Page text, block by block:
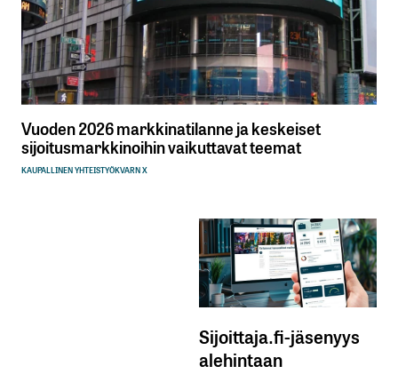
Vuoden 2026 markkinatilanne ja keskeiset
sijoitusmarkkinoihin vaikuttavat teemat
KAUPALLINEN YHTEISTYÖKVARN X
Sijoittaja.fi-jäsenyys
alehintaan